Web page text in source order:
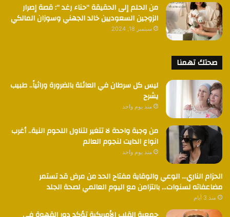
من الحلم إلى الحقيقة “حناء رغد “: قصة إصرار
الزوجين السعوديين خالد الجهني وسوزان المالكي
سبتمبر 18, 2024
صحتك تهمنا
ليس كل سرطان في العائلة بالضرورة وراثياً.. طبيب
يشرح
منذ يوم واحد
من وجبة واحدة لا تتغير لتناول اللحوم النية.. أغرب
انواع الدايت لنجوم العالم
منذ يوم واحد
الحزام الناري… الوعي والوقاية مفتاح الحد من مرض قد تستمر
مضاعفاته لسنوات… بالتزامن مع اليوم العالمي لصحة الجلد
منذ 3 أيام